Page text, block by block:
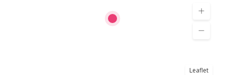
Leaflet